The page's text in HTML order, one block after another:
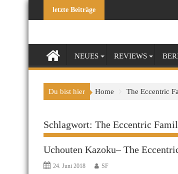
letzte Beiträge
NEUES REVIEWS
Du bist hier Home The Eccentric
Schlagwort: The Eccentric
Uchouten Kazoku– The
24. Juni 2018 SF